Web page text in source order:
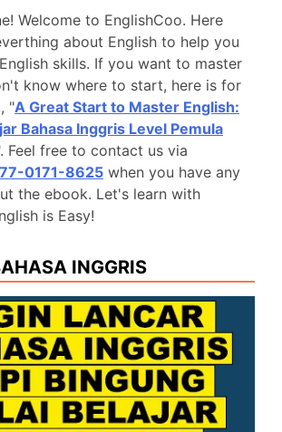
Welcome to EnglishCoo. Here
about English to help you
skills. If you want to master
know where to start, here is for
"A Great Start to Master English:
Bahasa Inggris Level Pemula
Feel free to contact us via
0171-8625 when you have any
the ebook. Let's learn with
is Easy!
INGGRIS